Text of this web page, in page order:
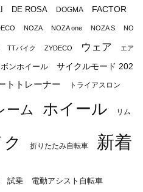
DE ROSA DOGMA FACTOR
NOZA NOZA one NOZA S NO
TTバイク ZYDECO ウェア エア
ンホイール
サイクルモード 202
トトレーナー トライアスロン
ーム ホイール リム
折りたたみ自転車
新着
試乗 電動アシスト自転車